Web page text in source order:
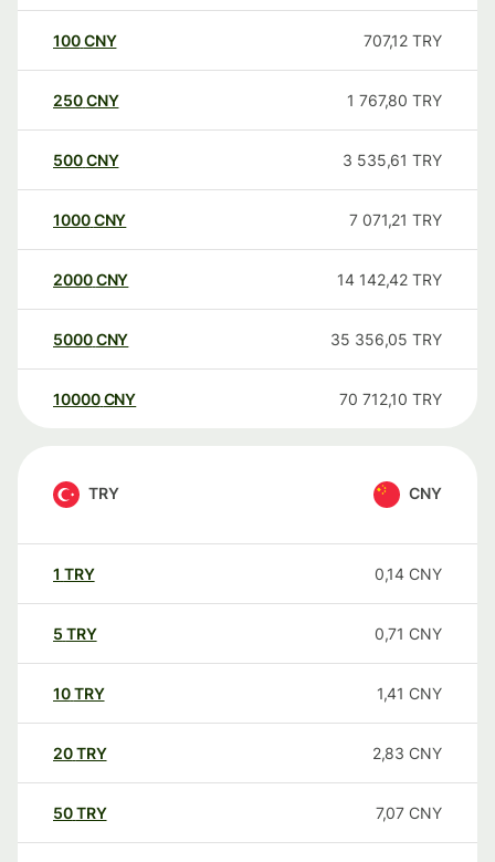
100CNY 707,12 TRY
250CNY 1 767,80 TRY
500CNY 3 535,61 TRY
1000CNY 7 071,21 TRY
2000CNY 14 142,42 TRY
5000CNY 35 356,05 TRY
10000 CNY 70 712,10 TRY
TRY CNY
1 TRY 0,14 CNY
5 TRY 0,71 CNY
10TRY 1,41 CNY
20TRY 2,83 CNY
50TRY 7,07 CNY